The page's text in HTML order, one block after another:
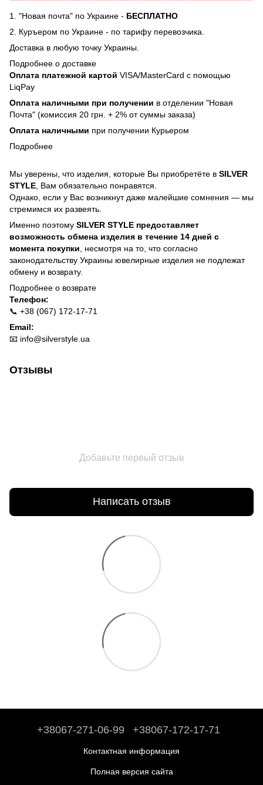
1. "Новая почта" по Украине - БЕСПЛАТНО
2. Куръером по Украине - по тарифу перевозчика.
Доставка в любую точку Украины.
Подробнее о доставке
Оплата платежной картой VISA/MasterCard с помощью
LiqPay
Оплата наличными при получении в отделении "Новая
Почта" (комиссия 20 грн. + 2% от суммы заказа)
Оплата наличными при получении Курьером
Подробнее
Мы уверены, что изделия, которые Вы приобретёте в SILVER
STYLE , Вам обязательно понравятся.
Однако, если у Вас возникнут даже малейшие сомнения — мы
стремимся их развеять.
Именно поэтому SILVER STYLE предоставляет
возможность обмена изделия в течение 14 дней с
момента покупки , несмотря на то, что согласно
законодательству Украины ювелирные изделия не подлежат
обмену и возврату.
Подробнее о возврате
Телефон:
📞 +38 (067) 172-17-71
Email:
📧 info@silverstyle.ua
Отзывы
Добавьте первый отзыв
Написать отзыв
+38067-271-06-99 +38067-172-17-71
Контактная информация
Полная версия сайта